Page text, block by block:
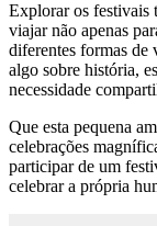
Explorar os festivais
viajar não apenas
diferentes formas de
algo sobre história,
necessidade
Que esta pequena
celebrações
participar de um
celebrar a própria